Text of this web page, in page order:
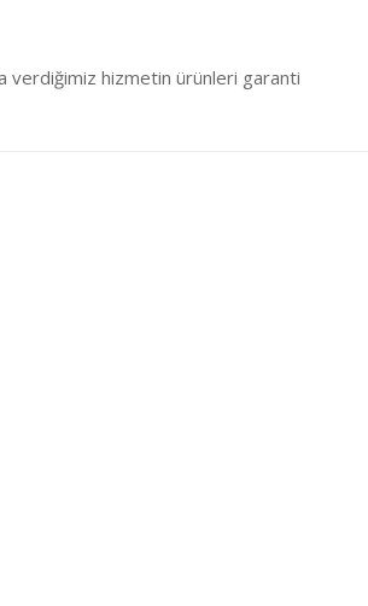
verdiğimiz hizmetin ürünleri garanti